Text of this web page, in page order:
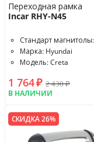
Переходная рамка
Incar RHY-N45
Стандарт
Марка: Hyundai
Модель: Creta
1 764₽ 2 430₽
В НАЛИЧИИ
СКИДКА 26%